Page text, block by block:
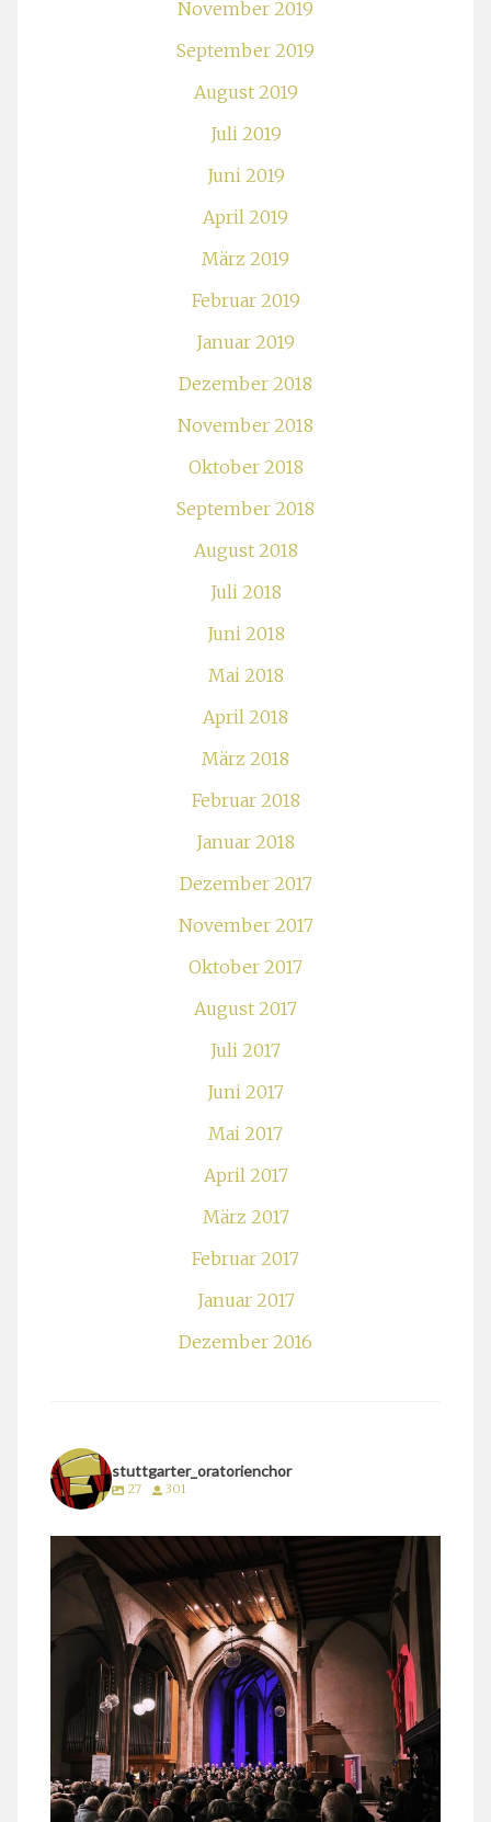
November 2019
September 2019
August 2019
Juli 2019
Juni 2019
April 2019
März 2019
Februar 2019
Januar 2019
Dezember 2018
November 2018
Oktober 2018
September 2018
August 2018
Juli 2018
Juni 2018
Mai 2018
April 2018
März 2018
Februar 2018
Januar 2018
Dezember 2017
November 2017
Oktober 2017
August 2017
Juli 2017
Juni 2017
Mai 2017
April 2017
März 2017
Februar 2017
Januar 2017
Dezember 2016
stuttgarter_oratorienchor
27 301
stuttgarter_oratorienchor
März 24